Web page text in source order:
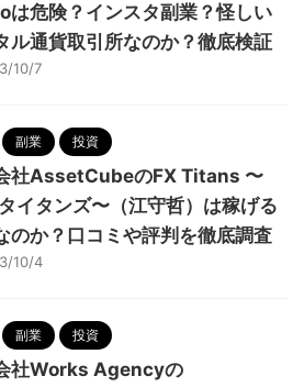
は危険？インスタ副業？怪しい
ル通貨取引所なのか？徹底検証
10/7
副業 投資
社AssetCubeのFX Titans 〜
イタンズ〜（江守哲）は稼げる
のか？口コミや評判を徹底調査
10/4
副業 投資
社Works Agencyの